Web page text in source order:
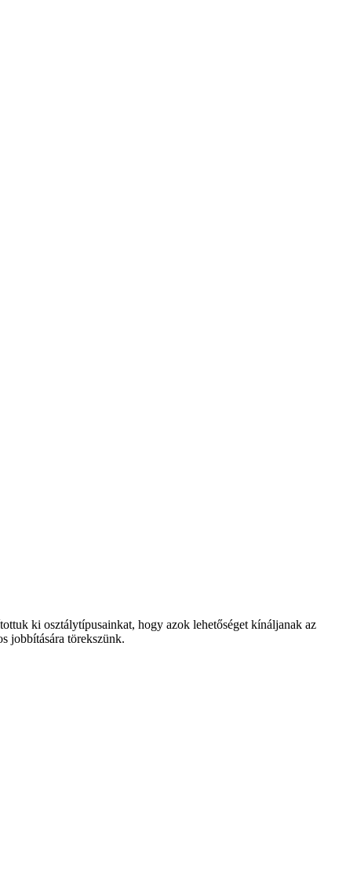
ki osztálytípusainkat, hogy azok lehetőséget kínáljanak az
jobbítására törekszünk.